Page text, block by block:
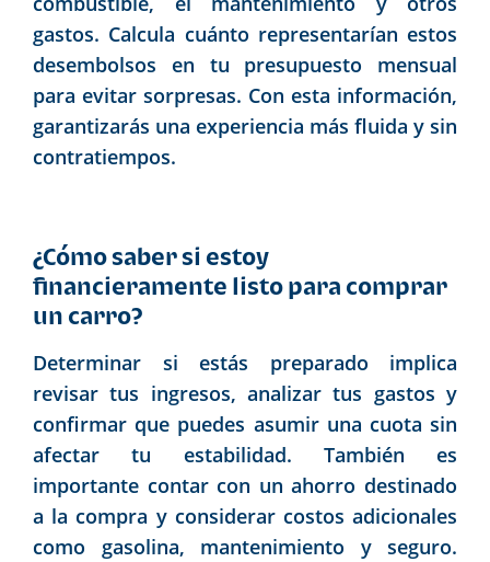
gastos. Calcula cuánto representarían estos
desembolsos en tu presupuesto mensual
para evitar sorpresas. Con esta información,
garantizarás una experiencia más fluida y sin
contratiempos.
¿Cómo saber si estoy
financieramente listo para comprar
un carro?
Determinar si estás preparado implica
revisar tus ingresos, analizar tus gastos y
confirmar que puedes asumir una cuota sin
afectar tu estabilidad. También es
importante contar con un ahorro destinado
a la compra y considerar costos adicionales
como gasolina, mantenimiento y seguro.